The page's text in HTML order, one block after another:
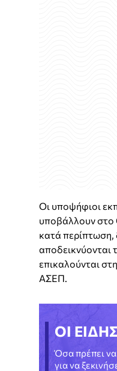
Οι υποψήφιοι
υποβάλλουν στο
κατά περίπτωση,
αποδεικνύονται
επικαλούνται
ΑΣΕΠ.
ΟΙ
Όσα πρέπει να
για να